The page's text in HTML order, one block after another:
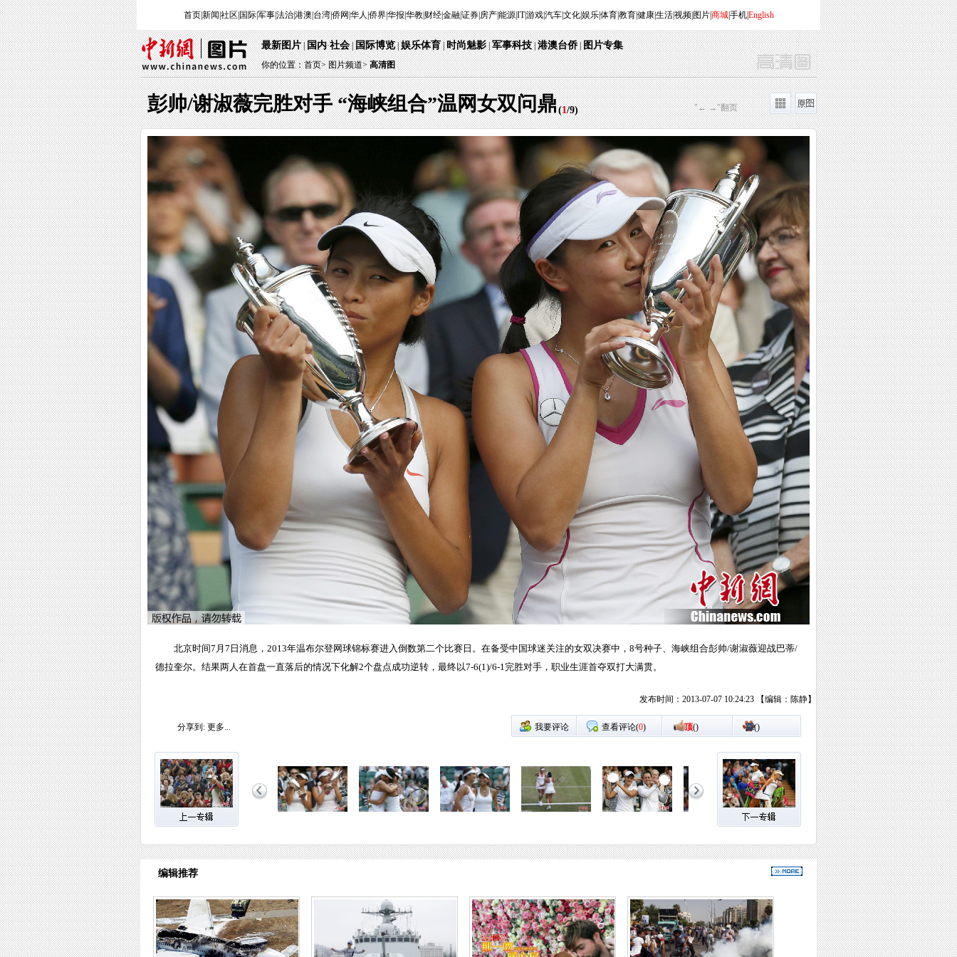
首页|新闻 社区 国际|军事|法治|港澳 台湾|侨网 华人 侨界|华报 华教| 财经|金融|证券| 房产|能源|IT|游戏|汽车|文化|娱乐|体育|教育|健康|生活|视频| 图片|商城|手机|English
最新图片|国内·社会|国际博览|娱乐体育|时尚魅影|军事科技|港澳台侨|图片专集
你的位置：首页>图片频道> 高清图
彭帅/谢淑薇完胜对手 “海峡组合”温网女双问鼎(1/9) "← →"翻页
北京时间7月7日消息，2013年温布尔登网球锦标赛进入倒数第二个比赛日。在备受中国球迷关注的女双决赛中，8号种子、海峡组合彭帅/谢淑薇迎战巴蒂/
德拉奎尔。结果两人在首盘一直落后的情况下化解2个盘点成功逆转，最终以7-6(1)/6-1完胜对手，职业生涯首夺双打大满贯。
发布时间：2013-07-07 10:24:23 【编辑：陈静】
分享到: 更多... 我要评论 查看评论(0) 顶() 踩()
编辑推荐